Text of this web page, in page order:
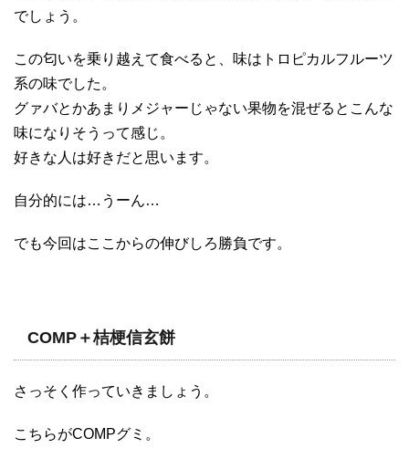
でしょう。
この匂いを乗り越えて食べると、味はトロピカルフルーツ
系の味でした。
グァバとかあまりメジャーじゃない果物を混ぜるとこんな
味になりそうって感じ。
好きな人は好きだと思います。
自分的には…うーん…
でも今回はここからの伸びしろ勝負です。
COMP＋桔梗信玄餅
さっそく作っていきましょう。
こちらがCOMPグミ。